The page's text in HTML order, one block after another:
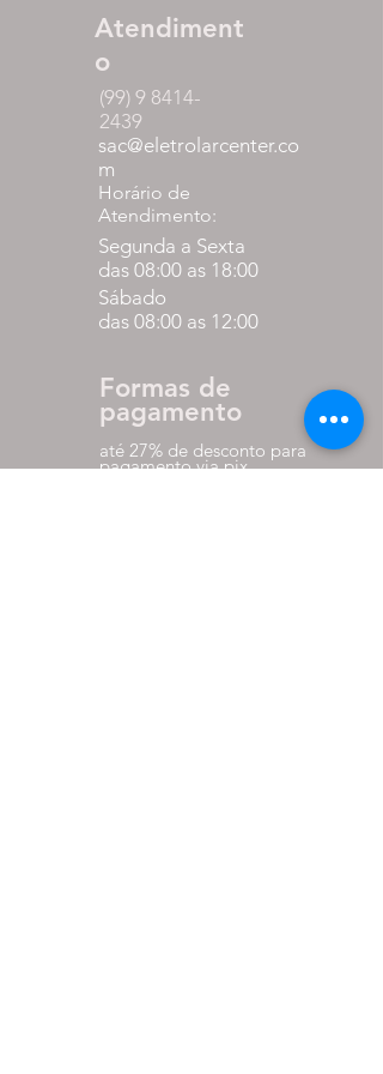
Atendiment
o
(99) 9 8414-
2439
sac@eletrolarcenter.co
m
Horário de
Atendimento:
Segunda a Sexta
das 08:00 as 18:00
Sábado
das 08:00 as 12:00
Formas de
pagamento
até 27% de desconto para
pagamento via pix